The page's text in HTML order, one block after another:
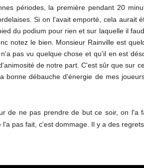
périodes, la première pendant 20
Si on l'avait emporté, cela aurait
du podium pour rien et sur laquelle il
notez le bien. Monsieur Rainville est
pas vu quelque chose et qu'il en est
de notre part. C'est sûr que sur
débauche d'énergie de mes
de ne pas prendre de but ce soir, on l'a
pas fait, c'est dommage. Il y a des